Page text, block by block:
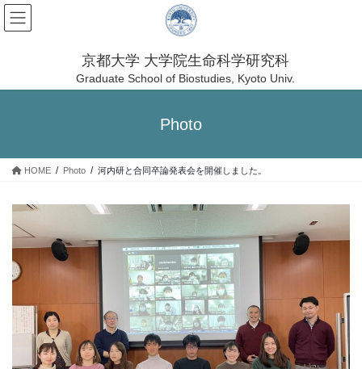
コ
ン
へ
プ
ナ
ビ
ョ
動
京都大学 大学院生命科学研究科
Graduate School of Biostudies, Kyoto Univ.
Photo
HOME Photo 河内研と合同卒論発表会を開催しました。